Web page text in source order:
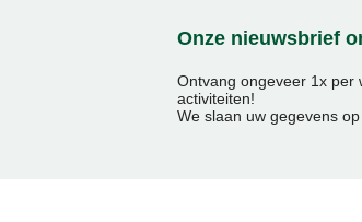
Onze nieuwsbrief
Ontvang ongeveer 1x per
activiteiten!
We slaan uw gegevens